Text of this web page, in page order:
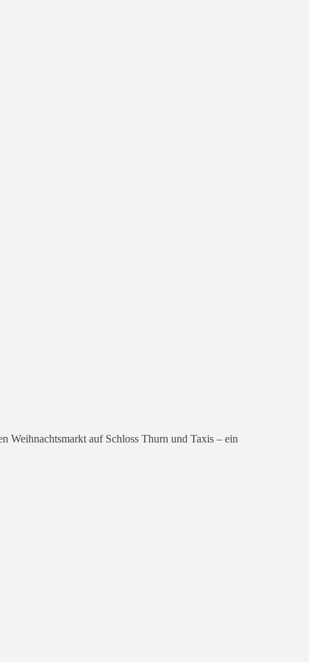
Weihnachtsmarkt auf Schloss Thurn und Taxis – ein